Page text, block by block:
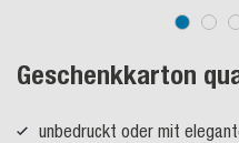
Geschenkkarton
unbedruckt oder mit